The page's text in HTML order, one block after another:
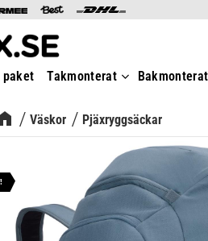
paket Takmonterat Bakmonterat
Väskor Pjäxryggsäckar